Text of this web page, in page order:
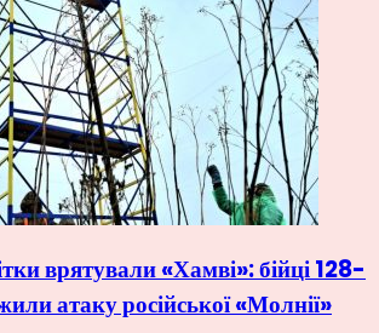
врятували «Хамві»: бійці 128-
атаку російської «Молнії»